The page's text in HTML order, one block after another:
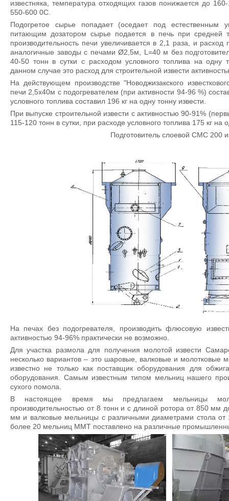
известняка, температура отходящих газов понижается до
550-600 0С.
Подогретое сырье попадает (оседает под естественным
питающим дозатором сырье подается в печь при средней
производительность печи увеличивается в 2,1 раза, и
аналогичные заводы с печами Ø2,5м, L=40 м без
40-50 тонн в сутки с расходом условного топлива на одну
данном случае это расход для строительной извести
На действующем производстве "Новоджизакского
печи 2,5х40м с подогревателем (при активности 94-96 %)
условного топлива составил 196 кг на одну тонну извести.
При выпуске строительной извести с активностью 90-91%
115-120 тонн в сутки, при расходе условного топлива 175 кг на
Подготовитель слоевой СМС 200
На печах без подогревателя, производить флюсовую
активностью 94-96% практически не возможно.
Для участка размола для получения молотой извести
несколько вариантов – это шаровые, валковые и
известно не только как поставщик оборудования для
оборудования. Самым известным типом мельниц нашего
сухого помола.
В настоящее время мы предлагаем мельницы
производительностью от 8 тонн и с длиной ротора от 850
мм и валковые мельницы с различными диаметрами стола
более 20 мельниц ММТ поставлено на различные